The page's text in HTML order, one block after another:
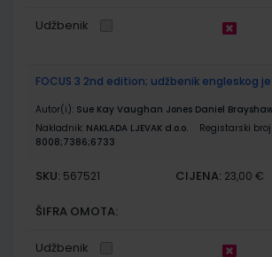
Udžbenik
FOCUS 3 2nd edition; udžbenik engleskog
Autor(i): Sue Kay Vaughan Jones Daniel
Nakladnik: NAKLADA LJEVAK d.o.o.
Registarski
8008;7386;6733
SKU: 567521 CIJENA: 23,00 €
ŠIFRA OMOTA:
Udžbenik